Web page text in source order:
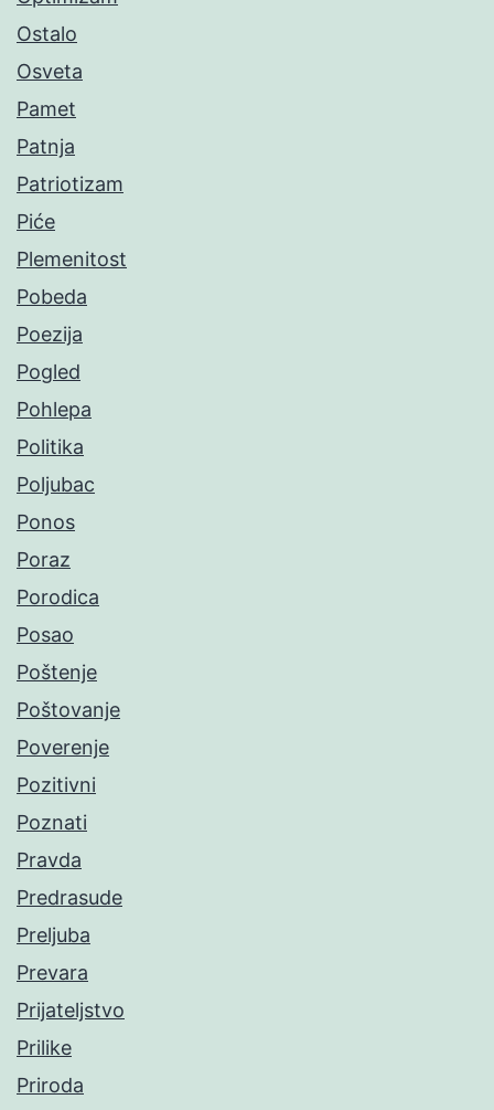
Ostalo
Osveta
Pamet
Patnja
Patriotizam
Piće
Plemenitost
Pobeda
Poezija
Pogled
Pohlepa
Politika
Poljubac
Ponos
Poraz
Porodica
Posao
Poštenje
Poštovanje
Poverenje
Pozitivni
Poznati
Pravda
Predrasude
Preljuba
Prevara
Prijateljstvo
Prilike
Priroda